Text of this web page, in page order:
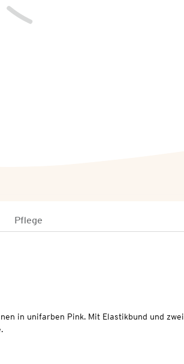
Pflege
in unifarben Pink. Mit Elastikbund und zwei